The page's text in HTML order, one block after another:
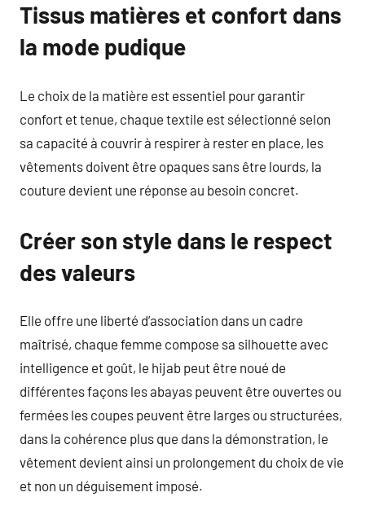
Tissus matières et confort dans
la mode pudique
Le choix de la matière est essentiel pour garantir
confort et tenue, chaque textile est sélectionné selon
sa capacité à couvrir à respirer à rester en place, les
vêtements doivent être opaques sans être lourds, la
couture devient une réponse au besoin concret.
Créer son style dans le respect
des valeurs
Elle offre une liberté d’association dans un cadre
maîtrisé, chaque femme compose sa silhouette avec
intelligence et goût, le hijab peut être noué de
différentes façons les abayas peuvent être ouvertes ou
fermées les coupes peuvent être larges ou structurées,
dans la cohérence plus que dans la démonstration, le
vêtement devient ainsi un prolongement du choix de vie
et non un déguisement imposé.